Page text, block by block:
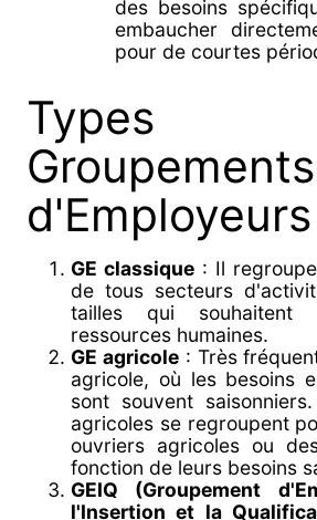
des besoins
embaucher
pour de courtes
Groupements
d'Employeurs
GE classique : Il
de tous secteurs
tailles qui souhaitent
ressources humaines.
GE agricole: Très
agricole, où les besoins
sont souvent
agricoles se regroupent
ouvriers agricoles ou
fonction de leurs besoins
GEIQ (Groupement
l'Insertion et la